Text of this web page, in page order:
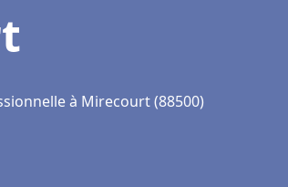
à Mirecourt (88500)